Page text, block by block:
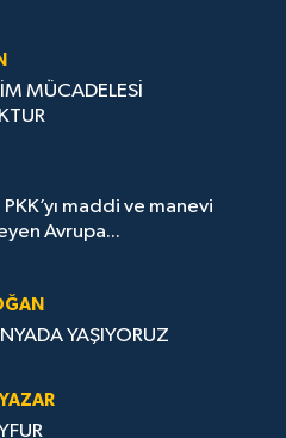
MÜCADELESİ
maddi ve manevi
Avrupa...
YAŞIYORUZ